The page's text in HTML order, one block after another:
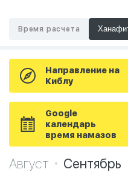
Время расчета
Направление на
Киблу
Google
календарь
время намазов
Август Сентябрь